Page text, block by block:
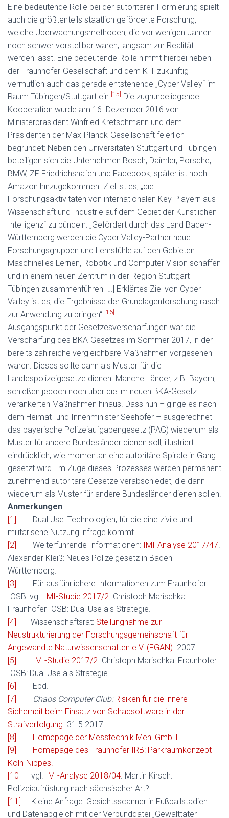
Eine bedeutende Rolle bei der autoritären Formierung spielt
auch die größtenteils staatlich geförderte Forschung,
welche Überwachungsmethoden, die vor wenigen Jahren
noch schwer vorstellbar waren, langsam zur Realität
werden lässt. Eine bedeutende Rolle nimmt hierbei neben
der Fraunhofer-Gesellschaft und dem KIT zukünftig
vermutlich auch das gerade entstehende „Cyber Valley“ im
Raum Tübingen/Stuttgart ein. [15]
Die zugrundeliegende
Kooperation wurde am 16. Dezember 2016 von
Ministerpräsident Winfried Kretschmann und dem
Präsidenten der Max-Planck-Gesellschaft feierlich
begründet: Neben den Universitäten Stuttgart und Tübingen
beteiligen sich die Unternehmen Bosch, Daimler, Porsche,
BMW, ZF Friedrichshafen und Facebook, später ist noch
Amazon hinzugekommen. Ziel ist es, „die
Forschungsaktivitäten von internationalen Key-Playern aus
Wissenschaft und Industrie auf dem Gebiet der Künstlichen
Intelligenz“ zu bündeln: „Gefördert durch das Land Baden-
Württemberg werden die Cyber Valley-Partner neue
Forschungsgruppen und Lehrstühle auf den Gebieten
Maschinelles Lernen, Robotik und Computer Vision schaffen
und in einem neuen Zentrum in der Region Stuttgart-
Tübingen zusammenführen […] Erklärtes Ziel von Cyber
Valley ist es, die Ergebnisse der Grundlagenforschung rasch
zur Anwendung zu bringen“. [16]
Ausgangspunkt der Gesetzesverschärfungen war die
Verschärfung des BKA-Gesetzes im Sommer 2017, in der
bereits zahlreiche vergleichbare Maßnahmen vorgesehen
waren. Dieses sollte dann als Muster für die
Landespolizeigesetze dienen. Manche Länder, z.B. Bayern,
schießen jedoch noch über die im neuen BKA-Gesetz
verankerten Maßnahmen hinaus. Dass nun – ginge es nach
dem Heimat- und Innenminister Seehofer – ausgerechnet
das bayerische Polizeiaufgabengesetz (PAG) wiederum als
Muster für andere Bundesländer dienen soll, illustriert
eindrücklich, wie momentan eine autoritäre Spirale in Gang
gesetzt wird. Im Zuge dieses Prozesses werden permanent
zunehmend autoritäre Gesetze verabschiedet, die dann
wiederum als Muster für andere Bundesländer dienen sollen.
Anmerkungen
[1]
Dual Use: Technologien, für die eine zivile und
militärische Nutzung infrage kommt.
[2]
Weiterführende Informationen: IMI-Analyse 2017/47.
Alexander Kleiß: Neues Polizeigesetz in Baden-
Württemberg.
[3]
Für ausführlichere Informationen zum Fraunhofer
IOSB: vgl. IMI-Studie 2017/2. Christoph Marischka:
Fraunhofer IOSB: Dual Use als Strategie.
[4]
Wissenschaftsrat: Stellungnahme zur
Neustrukturierung der Forschungsgemeinschaft für
Angewandte Naturwissenschaften e.V. (FGAN). 2007.
[5]
IMI-Studie 2017/2. Christoph Marischka: Fraunhofer
IOSB: Dual Use als Strategie.
[6]
Ebd.
[7]
Chaos Computer Club: Risiken für die innere
Sicherheit beim Einsatz von Schadsoftware in der
Strafverfolgung. 31.5.2017.
[8]
Homepage der Messtechnik Mehl GmbH.
[9]
Homepage des Fraunhofer IRB: Parkraumkonzept
Köln-Nippes.
[10]
vgl. IMI-Analyse 2018/04. Martin Kirsch:
Polizeiaufrüstung nach sächsischer Art?
[11]
Kleine Anfrage: Gesichtsscanner in Fußballstadien
und Datenabgleich mit der Verbunddatei „Gewalttäter